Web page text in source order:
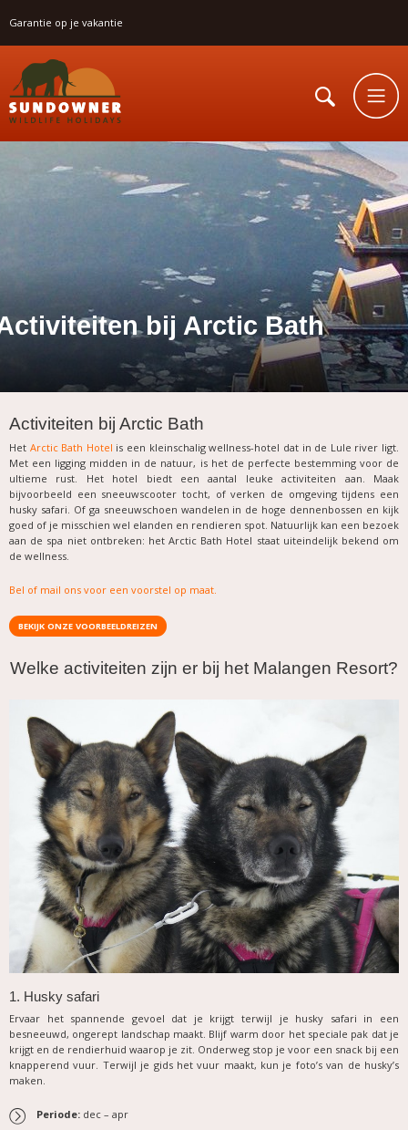
Garantie op je vakantie
bij Arctic Bath
Activiteiten bij Arctic Bath
Het Arctic Bath Hotel is een kleinschalig wellness-hotel dat in de Lule river ligt.
Met een ligging midden in de natuur, is het de perfecte bestemming voor de
ultieme rust. Het hotel biedt een aantal leuke activiteiten aan. Maak
bijvoorbeeld een sneeuwscooter tocht, of verken de omgeving tijdens een
husky safari. Of ga sneeuwschoen wandelen in de hoge dennenbossen en kijk
goed of je misschien wel elanden en rendieren spot. Natuurlijk kan een bezoek
aan de spa niet ontbreken: het Arctic Bath Hotel staat uiteindelijk bekend om
de wellness.
Bel of mail ons voor een voorstel op maat
BEKIJK ONZE VOORBEELDREIZEN
Welke activiteiten zijn er bij het Malangen Resort?
1. Husky safari
Ervaar het spannende gevoel dat je krijgt terwijl je husky safari in een
besneeuwd, ongerept landschap maakt. Blijf warm door het speciale pak dat je
krijgt en de rendierhuid waarop je zit. Onderweg stop je voor een snack bij een
knapperend vuur. Terwijl je gids het vuur maakt, kun je foto’s van de husky’s
maken.
Periode: dec – apr